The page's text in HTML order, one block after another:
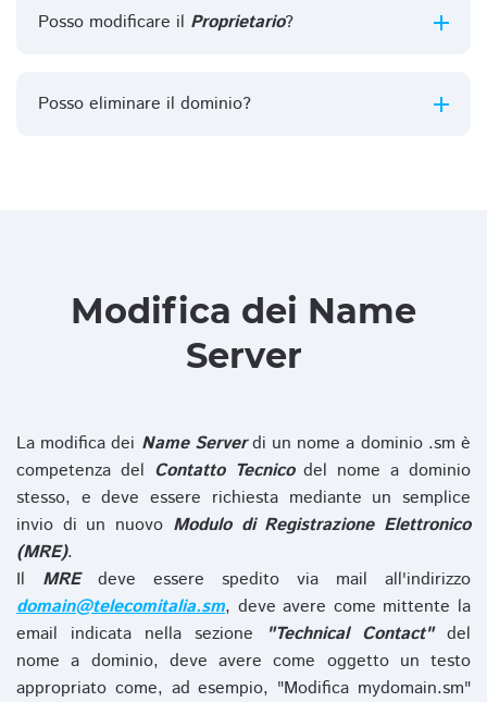
Posso modificare il Proprietario?
Posso eliminare il dominio?
Modifica dei Name
Server
La modifica dei Name Serverdi un nome a dominio .sm è
competenza del Contatto Tecnicodel nome a dominio
stesso, e deve essere richiesta mediante un semplice
invio di un nuovo Modulo di Registrazione Elettronico
(MRE).
Il MREdeve essere spedito via mail all'indirizzo
domain@telecomitalia.sm, deve avere come mittente la
email indicata nella sezione
"Technical Contact"del
nome a dominio, deve avere come oggetto un testo
appropriato come, ad esempio, "Modifica mydomain.sm"